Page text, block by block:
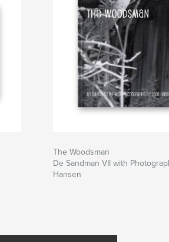
The Woodsman
De Sandman VII with
Hansen